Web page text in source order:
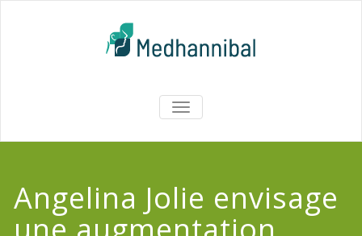
AFFICHER/MASQUER
LA
Angelina Jolie envisage